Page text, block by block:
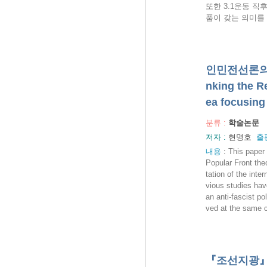
또한 3.1운동 직
품이 갖는 의미
인민전선론
nking the
ea
분류 : 학술논문
저자 : 현명호
출
내용 : This
Popular Front
tation of the
vious studies
an anti-fascist
ved at the same
『조선지